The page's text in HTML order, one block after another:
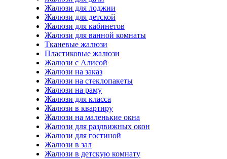
Жалюзи для лоджии
Жалюзи для детской
Жалюзи для кабинетов
Жалюзи для ванной комнаты
Тканевые жалюзи
Пластиковые жалюзи
Жалюзи с Алисой
Жалюзи на заказ
Жалюзи на стеклопакеты
Жалюзи на раму
Жалюзи для класса
Жалюзи в квартиру
Жалюзи на маленькие окна
Жалюзи для раздвижных окон
Жалюзи для гостиной
Жалюзи в зал
Жалюзи в детскую комнату